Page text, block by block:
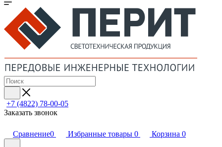
+7 (4822) 78-00-05
Заказать звонок
Сравнение0 Избранные товары 0 Корзина 0